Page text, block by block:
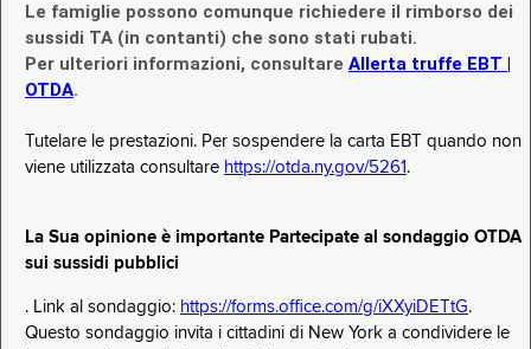
Le famiglie possono comunque richiedere il rimborso dei
sussidi TA (in contanti) che sono stati rubati.
Per ulteriori informazioni, consultare Allerta truffe EBT |
OTDA.
Tutelare le prestazioni. Per sospendere la carta EBT quando non
viene utilizzata consultare https://otda.ny.gov/5261 .
La Sua opinione è importante Partecipate al sondaggio OTDA
sui sussidi pubblici
. Link al sondaggio: https://forms.office.com/g/iXXyiDETtG.
Questo sondaggio invita i cittadini di New York a condividere le